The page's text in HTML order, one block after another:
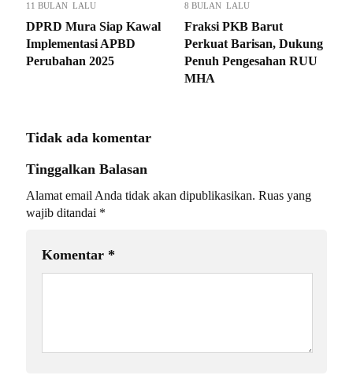
11 BULAN LALU
DPRD Mura Siap Kawal
Implementasi APBD
Perubahan 2025
8 BULAN LALU
Fraksi PKB Barut
Perkuat Barisan, Dukung
Penuh Pengesahan RUU
MHA
Tidak ada komentar
Tinggalkan Balasan
Alamat email Anda tidak akan dipublikasikan. Ruas yang
wajib ditandai *
Komentar *